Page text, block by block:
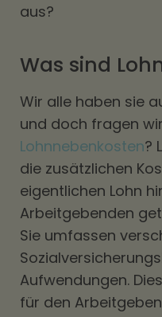
aus?
Was sind
Wir alle haben sie
und doch fragen
Lohnnebenkosten?
die zusätzlichen
eigentlichen Lohn
Arbeitgebenden
Sie umfassen
Aufwendungen.
für den